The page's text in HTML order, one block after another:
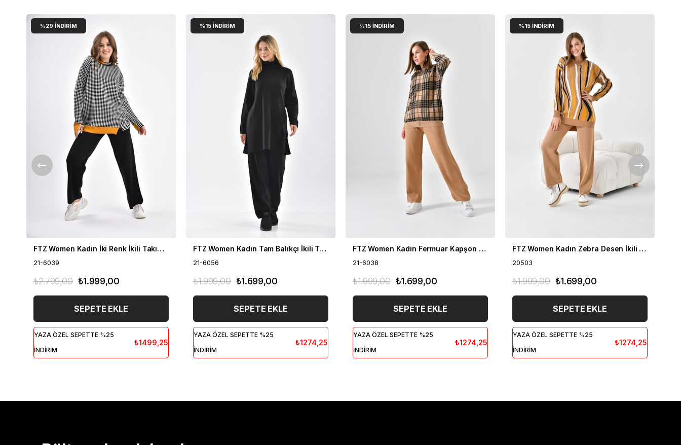
FTZ Women Kadın İki Renk İkili Takım Siyah 21-6039
21-6039
₺1.999,00
₺2.799,00
SEPETE EKLE
YAZA ÖZEL SEPETTE %25
İNDİRİM
₺1499,25
%29 İNDIRIM
FTZ Women Kadın Tam Balıkçı İkili Takım Siyah 21-6056
21-6056
₺1.699,00
₺1.999,00
SEPETE EKLE
YAZA ÖZEL SEPETTE %25
İNDİRİM
₺1274,25
%15 İNDIRIM
FTZ Women Kadın Fermuar Kapşon Detay İkili Takım Bisküvi 21-6038
21-6038
₺1.699,00
₺1.999,00
SEPETE EKLE
YAZA ÖZEL SEPETTE %25
İNDİRİM
₺1274,25
%15 İNDIRIM
FTZ Women Kadın Zebra Desen İkili Takım Bisküvi 20503
20503
₺1.699,00
₺1.999,00
SEPETE EKLE
YAZA ÖZEL SEPETTE %25
İNDİRİM
₺1274,25
%15 İNDIRIM